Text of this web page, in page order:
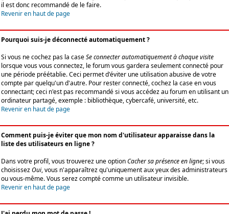
il est donc recommandé de le faire.
Revenir en haut de page
Pourquoi suis-je déconnecté automatiquement ?
Si vous ne cochez pas la caseSe connecter automatiquement à chaque visite
lorsque vous vous connectez, le forum vous gardera seulement connecté pour
une période préétablie. Ceci permet d'éviter une utilisation abusive de votre
compte par quelqu'un d'autre. Pour rester connecté, cochez la case en vous
connectant; ceci n'est pas recommandé si vous accédez au forum en utilisant un
ordinateur partagé, exemple : bibliothèque, cybercafé, université, etc.
Revenir en haut de page
Comment puis-je éviter que mon nom d'utilisateur apparaisse dans la
liste des utilisateurs en ligne ?
Dans votre profil, vous trouverez une optionCacher sa présence en ligne; si vous
choisissezOui, vous n'apparaîtrez qu'uniquement aux yeux des administrateurs
ou vous-même. Vous serez compté comme un utilisateur invisible.
Revenir en haut de page